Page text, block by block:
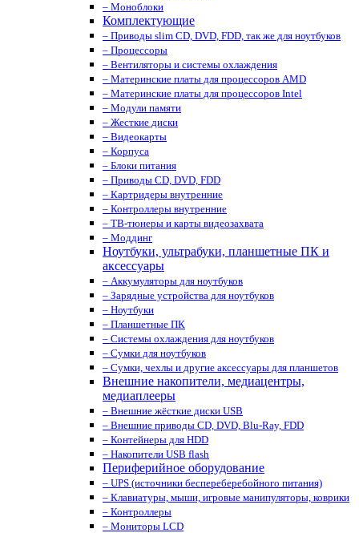
– Моноблоки
Комплектующие
– Приводы slim CD, DVD, FDD, так же для ноутбуков
– Процессоры
– Вентиляторы и системы охлаждения
– Материнские платы для процессоров AMD
– Материнские платы для процессоров Intel
– Модули памяти
– Жесткие диски
– Видеокарты
– Корпуса
– Блоки питания
– Приводы CD, DVD, FDD
– Картридеры внутренние
– Контроллеры внутренние
– ТВ-тюнеры и карты видеозахвата
– Моддинг
Ноутбуки, ультрабуки, планшетные ПК и
аксессуары
– Аккумуляторы для ноутбуков
– Зарядные устройства для ноутбуков
– Ноутбуки
– Планшетные ПК
– Системы охлаждения для ноутбуков
– Сумки для ноутбуков
– Сумки, чехлы и другие аксессуары для планшетов
Внешние накопители, медиацентры,
медиаплееры
– Внешние жёсткие диски USB
– Внешние приводы CD, DVD, Blu-Ray, FDD
– Контейнеры для HDD
– Накопители USB flash
Периферийное оборудование
– UPS (источники беспереберебойного питания)
– Клавиатуры, мыши, игровые манипуляторы, коврики
– Контроллеры
– Мониторы LCD